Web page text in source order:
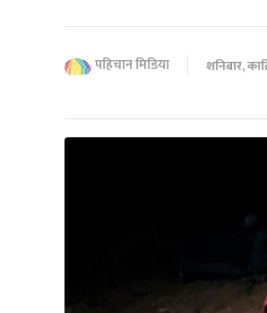
पहिचान मिडिया शनिबार,